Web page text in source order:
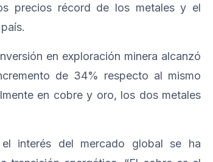
precios récord de los metales y el
en exploración minera alcanzó
de 34% respecto al mismo
en cobre y oro, los dos metales
interés del mercado global se ha